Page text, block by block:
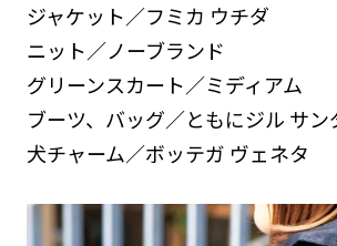
ジャケット／フミカ ウチダ
ニット／ノーブランド
グリーンスカート／ミディアム
ブーツ、バッグ／ともにジル サン
犬チャーム／ボッテガ ヴェネタ